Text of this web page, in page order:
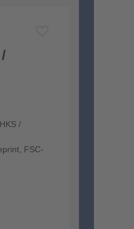
/
FSC-